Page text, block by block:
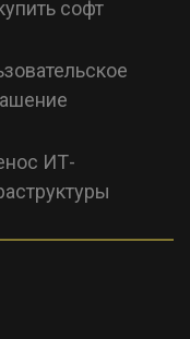
софт
ИТ-